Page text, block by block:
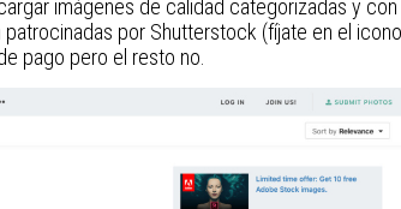
imágenes de calidad categorizadas y con
por Shutterstock (fíjate en el icono
pago pero el resto no.